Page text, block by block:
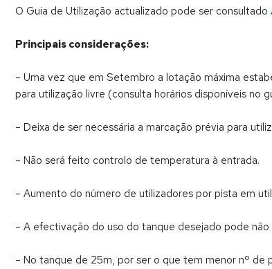
O Guia de Utilização actualizado pode ser consultado
Principais considerações:
– Uma vez que em Setembro a lotação máxima
para utilização livre (consulta horários disponíveis no
– Deixa de ser necessária a marcação prévia para
– Não será feito controlo de temperatura à entrada.
– Aumento do número de utilizadores por pista em
– A efectivação do uso do tanque desejado pode
– No tanque de 25m, por ser o que tem menor nº de